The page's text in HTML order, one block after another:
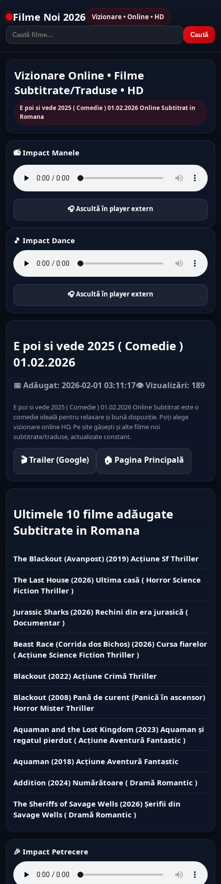
Filme Noi 2026 Vizionare • Online • HD
Caută
Vizionare Online • Filme
Subtitrate/Traduse • HD
E poi si vede 2025 ( Comedie ) 01.02.2026 Online Subtitrat in
Romana
📻 Impact Manele
🎧 Ascultă în player extern
🎵 Impact Dance
🎧 Ascultă în player extern
E poi si vede 2025 ( Comedie )
01.02.2026
📅 Adăugat: 2026-02-01 03:11:17👁️ Vizualizări: 189
E poi si vede 2025 ( Comedie ) 01.02.2026 Online Subtitrat este o
comedie ideală pentru relaxare și bună dispoziție. Poți alege
vizionare online HD. Pe site găsești și alte filme noi
subtitrate/traduse, actualizate constant.
🎬 Trailer (Google) 🏠 Pagina Principală
Ultimele 10 filme adăugate
Subtitrate in Romana
The Blackout (Avanpost) (2019) Acțiune Sf Thriller
The Last House (2026) Ultima casă ( Horror Science
Fiction Thriller )
Jurassic Sharks (2026) Rechini din era jurasică (
Documentar )
Beast Race (Corrida dos Bichos) (2026) Cursa fiarelor
( Acțiune Science Fiction Thriller )
Blackout (2022) Acțiune Crimă Thriller
Blackout (2008) Pană de curent (Panică în ascensor)
Horror Mister Thriller
Aquaman and the Lost Kingdom (2023) Aquaman și
regatul pierdut ( Acțiune Aventură Fantastic )
Aquaman (2018) Acțiune Aventură Fantastic
Addition (2024) Numărătoare ( Dramă Romantic )
The Sheriffs of Savage Wells (2026) Șerifii din
Savage Wells ( Dramă Romantic )
🎉 Impact Petrecere